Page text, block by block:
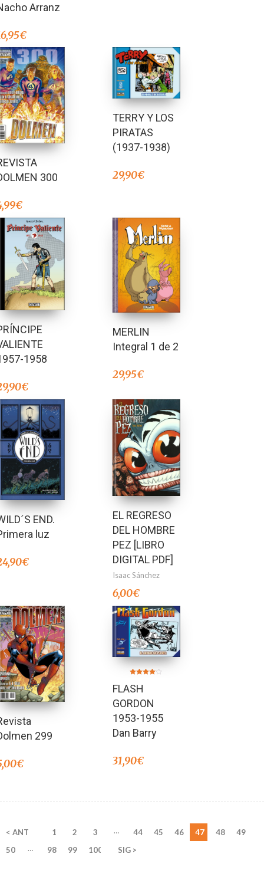
Arranz
€
300
€
TERRY Y LOS
PIRATAS
(1937-1938)
29,90€
1958
€
MERLIN
Integral 1 de 2
29,95€
END.
luz
€
EL REGRESO
DEL HOMBRE
PEZ [LIBRO
DIGITAL PDF]
Isaac Sánchez
6,00€
299
€
en
4.00
de 5
FLASH
GORDON
1953-1955
Dan Barry
31,90€
< ANT 1 2 3 … 44 45 46 47 48
49
50
… 98 99 100 SIG >